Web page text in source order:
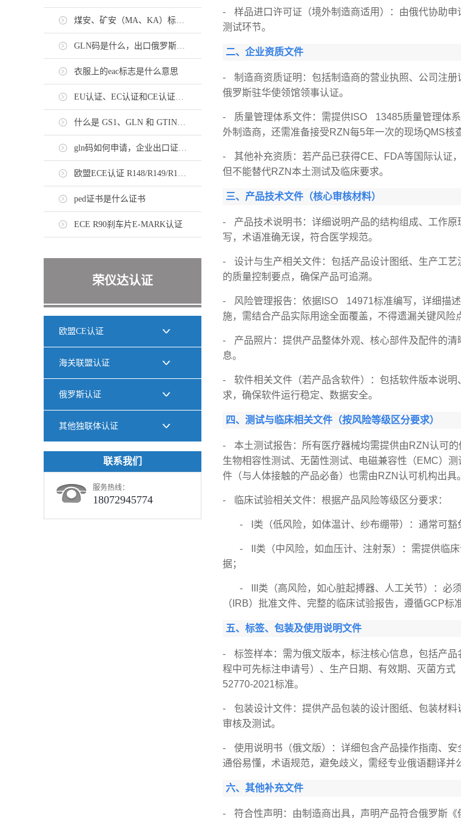
煤安、矿安（MA、KA）标志认证办理流程
GLN码是什么，出口俄罗斯GTIN码办理流程
衣服上的eac标志是什么意思
EU认证、EC认证和CE认证有什么区别
什么是 GS1、GLN 和 GTIN，如何申请？
gln码如何申请，企业出口证书需持有gln码
欧盟ECE认证 R148/R149/R150法规标准
ped证书是什么证书
ECE R90刹车片E-MARK认证
荣仪达认证
欧盟CE认证
海关联盟认证
俄罗斯认证
其他独联体认证
联系我们
服务热线：
18072945774
- 样品进口许可证（境外制造商适用）：由俄代协助
测试环节。
二、企业资质文件
- 制造商资质证明：包括制造商的营业执照、公司注
俄罗斯驻华使领馆领事认证。
- 质量管理体系文件：需提供ISO 13485质量管理体系
外制造商，还需准备接受RZN每5年一次的现场QMS核
- 其他补充资质：若产品已获得CE、FDA等国际认证
但不能替代RZN本土测试及临床要求。
三、产品技术文件（核心审核材料）
- 产品技术说明书：详细说明产品的结构组成、工作
写，术语准确无误，符合医学规范。
- 设计与生产相关文件：包括产品设计图纸、生产工
的质量控制要点，确保产品可追溯。
- 风险管理报告：依据ISO 14971标准编写，详细描
施，需结合产品实际用途全面覆盖，不得遗漏关键风险
- 产品照片：提供产品整体外观、核心部件及配件的
息。
- 软件相关文件（若产品含软件）：包括软件版本说
求，确保软件运行稳定、数据安全。
四、测试与临床相关文件（按风险等级区分要求）
- 本土测试报告：所有医疗器械均需提供由RZN认可的
生物相容性测试、无菌性测试、电磁兼容性（EMC）
件（与人体接触的产品必备）也需由RZN认可机构出
- 临床试验相关文件：根据产品风险等级区分要求：
- I类（低风险，如体温计、纱布绷带）：通常可豁
- II类（中风险，如血压计、注射泵）：需提供临床
据；
- III类（高风险，如心脏起搏器、人工关节）：必须
（IRB）批准文件、完整的临床试验报告，遵循GCP标准
五、标签、包装及使用说明文件
- 标签样本：需为俄文版本，标注核心信息，包括产
程中可先标注申请号）、生产日期、有效期、灭菌方
52770-2021标准。
- 包装设计文件：提供产品包装的设计图纸、包装材料
审核及测试。
- 使用说明书（俄文版）：详细包含产品操作指南、
通俗易懂，术语规范，避免歧义，需经专业俄语翻译并
六、其他补充文件
- 符合性声明：由制造商出具，声明产品符合俄罗斯《